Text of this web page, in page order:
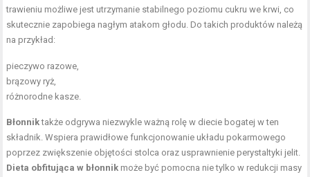
trawieniu możliwe jest utrzymanie stabilnego poziomu cukru we krwi, co
skutecznie zapobiega nagłym atakom głodu. Do takich produktów należą
na przykład:
pieczywo razowe,
brązowy ryż,
różnorodne kasze.
Błonniktakże odgrywa niezwykle ważną rolę w diecie bogatej w ten
składnik. Wspiera prawidłowe funkcjonowanie układu pokarmowego
poprzez zwiększenie objętości stolca oraz usprawnienie perystaltyki jelit.
Dieta obfitująca w błonnik może być pomocna nie tylko w redukcji masy